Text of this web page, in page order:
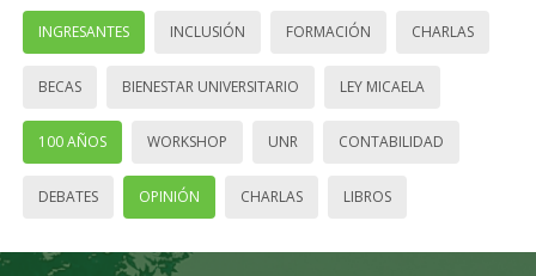
INGRESANTES INCLUSIÓN FORMACIÓN CHARLAS
BECAS BIENESTAR UNIVERSITARIO LEY MICAELA
100 AÑOS WORKSHOP UNR CONTABILIDAD
DEBATES OPINIÓN CHARLAS LIBROS